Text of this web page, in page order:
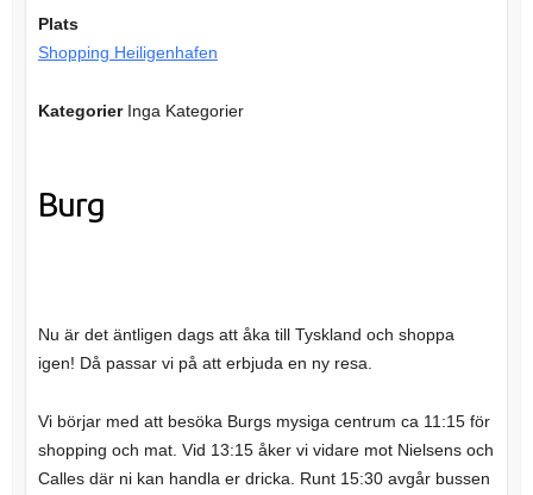
Plats
Shopping Heiligenhafen
KategorierInga Kategorier
Burg
Nu är det äntligen dags att åka till Tyskland och shoppa
igen! Då passar vi på att erbjuda en ny resa.
Vi börjar med att besöka Burgs mysiga centrum ca 11:15 för
shopping och mat. Vid 13:15 åker vi vidare mot Nielsens och
Calles där ni kan handla er dricka. Runt 15:30 avgår bussen